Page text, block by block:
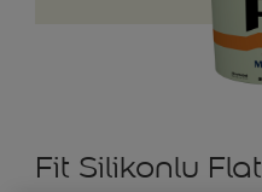
Fit Silikonlu Flat